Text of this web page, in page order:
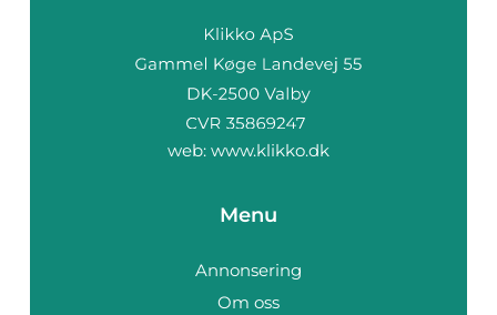
web: www.klikko.dk
Menu
Annonsering
Om oss